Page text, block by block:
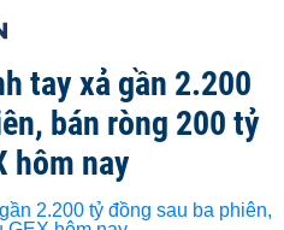
tay xả gần 2.200
bán ròng 200 tỷ
hôm nay